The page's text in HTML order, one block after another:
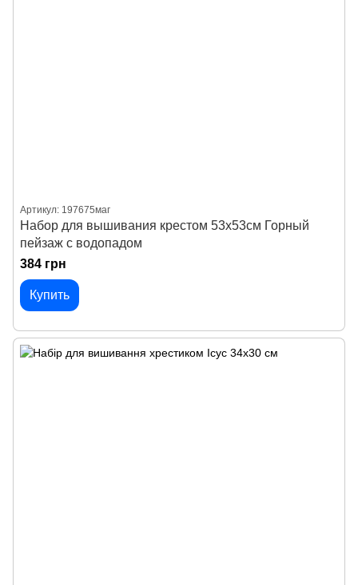
Артикул: 197675маг
Набор для вышивания крестом 53х53см Горный
пейзаж с водопадом
384 грн
Купить